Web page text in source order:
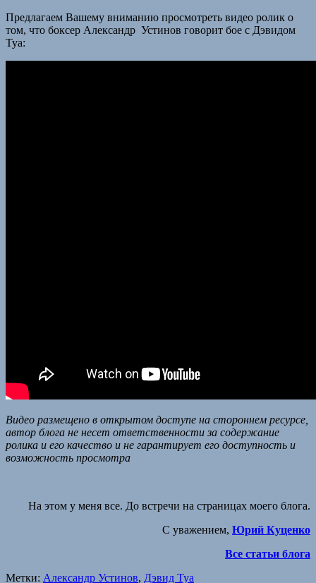
Предлагаем Вашему вниманию просмотреть видео ролик о
том, что боксер Александр Устинов говорит бое с Дэвидом
Туа:
Видео размещено в открытом доступе на стороннем ресурсе,
автор блога не несет ответственности за содержание
ролика и его качество и не гарантирует его доступность и
возможность просмотра
На этом у меня все. До встречи на страницах моего блога.
С уважением, Юрий Куценко
Все статьи блога
Метки: Александр Устинов, Дэвид Туа